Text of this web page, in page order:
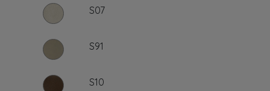
S07
S91
S10